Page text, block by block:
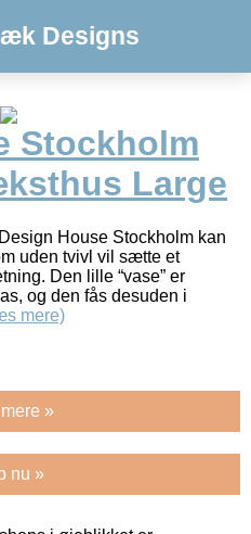
Designs
Stockholm
Large
House Stockholm kan
uden tvivl vil sætte et
Den lille “vase” er
og den fås desuden i
mere)
»
nu »